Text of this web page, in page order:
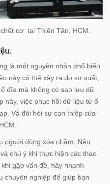
cơ tại Thiên Tân, HCM.
là một nguyên nhân phổ biến
này có thể xảy ra do sơ suất,
đĩa mà không có sao lưu dữ
này, việc phục hồi dữ liệu từ ổ
Và đòi hỏi sự can thiệp của
người dùng xóa nhầm. Nên
chú ý khi thực hiện các thao
gặp vấn đề, hãy nhanh
chuyên nghiệp để giúp bạn